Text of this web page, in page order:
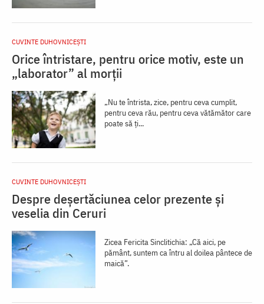
CUVINTE DUHOVNICEȘTI
Orice întristare, pentru orice motiv, este un
„laborator” al morții
„Nu te întrista, zice, pentru ceva cumplit,
pentru ceva rău, pentru ceva vătămător care
poate să ți...
CUVINTE DUHOVNICEȘTI
Despre deșertăciunea celor prezente și
veselia din Ceruri
Zicea Fericita Sinclitichia: „Că aici, pe
pământ, suntem ca întru al doilea pântece de
maică”.